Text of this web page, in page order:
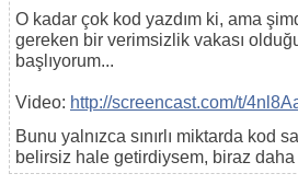
O kadar çok kod yazdım ki, ama
gereken bir verimsizlik vakası
başlıyorum...
Video: http://screencast.com/t/
Bunu yalnızca sınırlı miktarda kod
belirsiz hale getirdiysem, biraz daha